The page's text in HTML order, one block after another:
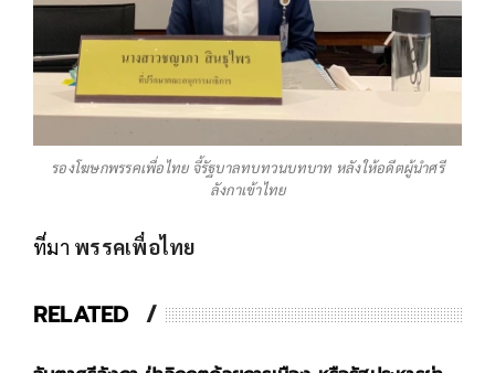
รองโฆษกพรรคเพื่อไทย จี้รัฐบาลทบทวนบทบาท หลังให้อดีตผู้นำศรี
ลังกาเข้าไทย
ที่มา พรรคเพื่อไทย
RELATED